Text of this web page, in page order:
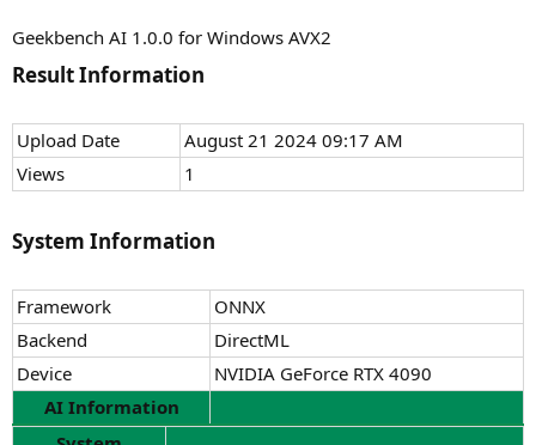
190.8 IPS
Image Super-Resolution (SP)
100%
Text Classification (SP)
2.73 KIPS
Text Classification (HP)
100%
2010
2.68 KIPS
Text Classification (Q)
1.47 KIPS
Geekbench AI 1.0.0 for Windows AVX2
Result Information​
Upload Date
August 21 2024 09:17 AM
Views
1
System Information​
Framework
ONNX
Backend
DirectML
Device
NVIDIA GeForce RTX 4090
AI Information